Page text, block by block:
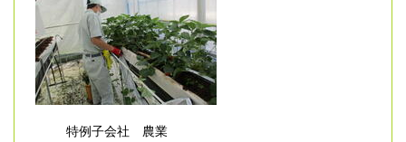
特例子会社 農業